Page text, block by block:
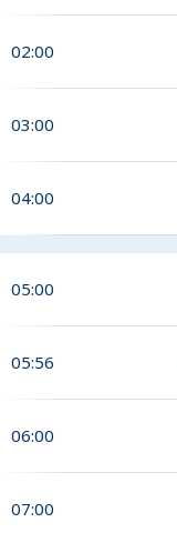
02:00
03:00
04:00
05:00
05:56
06:00
07:00